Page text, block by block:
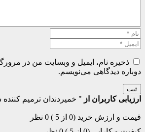
ذخیره نام، ایمیل و وبسایت من در
دوباره دیدگاهی می‌نویسم.
ثبت
ارزیابی کاربران از " خمیردندان ترمیم
قیمت و ارزش خرید (0 از 5 )
0 نظر